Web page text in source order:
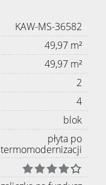
KAW-MS-36582
49,97 m²
49,97 m²
2
4
blok
płyta po
termomodernizacji